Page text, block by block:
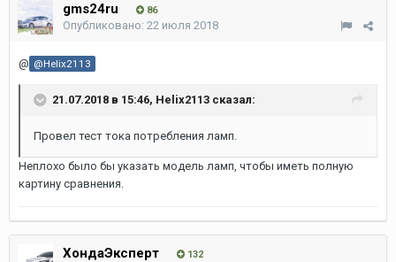
gms24ru 86
Опубликовано: 22 июля 2018
@ @Helix2113
21.07.2018 в 15:46, Helix2113 сказал:
Провел тест тока потребления ламп.
Неплохо было бы указать модель ламп, чтобы иметь полную
картину сравнения.
ХондаЭксперт 132